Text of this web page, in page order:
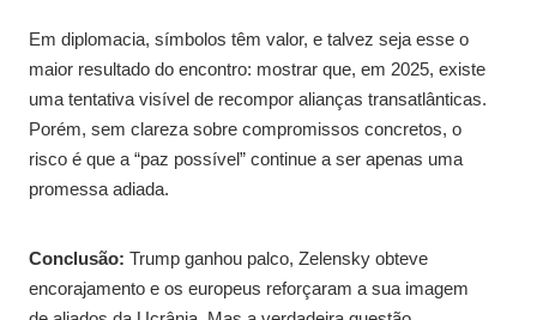
Em diplomacia, símbolos têm valor, e talvez seja esse o
maior resultado do encontro: mostrar que, em 2025, existe
uma tentativa visível de recompor alianças transatlânticas.
Porém, sem clareza sobre compromissos concretos, o
risco é que a “paz possível” continue a ser apenas uma
promessa adiada.
Conclusão: Trump ganhou palco, Zelensky obteve
encorajamento e os europeus reforçaram a sua imagem